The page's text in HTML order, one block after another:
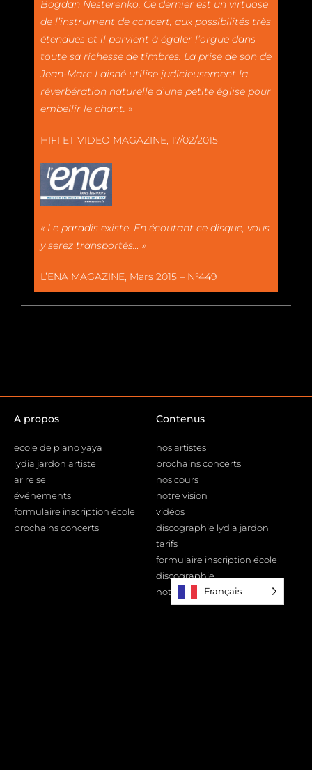
Bogdan Nesterenko. Ce dernier est un virtuose
de l’instrument de concert, aux possibilités très
étendues et il parvient à égaler l’orgue dans
toute sa richesse de timbres. La prise de son de
Jean-Marc Laisné utilise judicieusement la
réverbération naturelle d’une petite église pour
embellir le chant. »
HIFI ET VIDEO MAGAZINE, 17/02/2015
« Le paradis existe. En écoutant ce disque, vous
y serez transportés… »
L’ENA MAGAZINE, Mars 2015 – N°449
A propos
ecole de piano yaya
lydia jardon artiste
ar re se
événements
formulaire inscription école
prochains concerts
Contenus
nos artistes
prochains concerts
nos cours
notre vision
vidéos
discographie lydia jardon
tarifs
formulaire inscription école
discographie
notre écoleFrançais